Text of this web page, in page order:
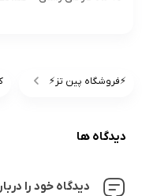
⚡️فروشگاه پین تز⚡️
دیدگاه ها
دیدگاه خود را